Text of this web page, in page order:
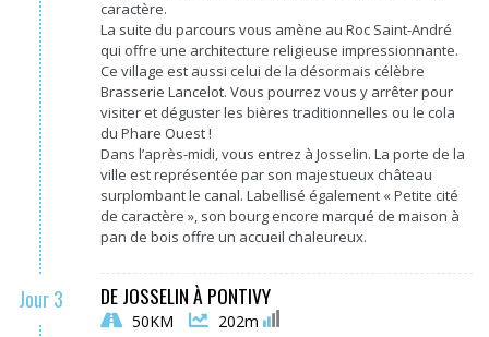
caractère.
La suite du parcours vous amène au Roc Saint-André
qui offre une architecture religieuse impressionnante.
Ce village est aussi celui de la désormais célèbre
Brasserie Lancelot. Vous pourrez vous y arrêter pour
visiter et déguster les bières traditionnelles ou le cola
du Phare Ouest !
Dans l’après-midi, vous entrez à Josselin. La porte de la
ville est représentée par son majestueux château
surplombant le canal. Labellisé également « Petite cité
de caractère », son bourg encore marqué de maison à
pan de bois offre un accueil chaleureux.
Jour 3 DE JOSSELIN À PONTIVY
50KM 202m